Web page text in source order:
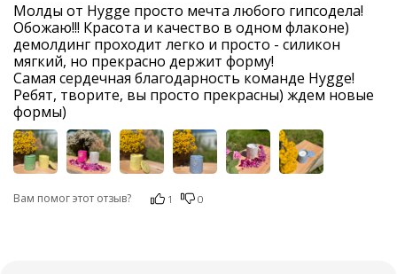
Молды от Hygge просто мечта любого гипсодела!
Обожаю!!! Красота и качество в одном флаконе)
демолдинг проходит легко и просто - силикон
мягкий, но прекрасно держит форму!
Самая сердечная благодарность команде Hygge!
Ребят, творите, вы просто прекрасны) ждем новые
формы)
Вам помог этот отзыв? 1 0